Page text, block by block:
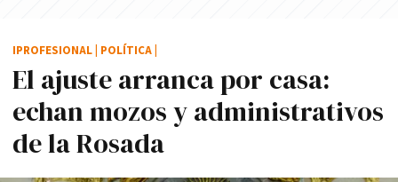
El ajuste arranca por casa:
echan mozos y administrativos
de la Rosada
IPROFESIONAL POLÍTICA